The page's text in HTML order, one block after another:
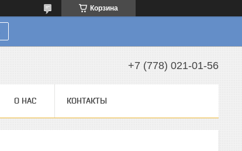
Корзина
+7 (778) 021-01-56
О НАС КОНТАКТЫ